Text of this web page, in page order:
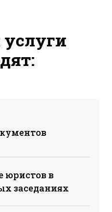
юристов в
заседаниях